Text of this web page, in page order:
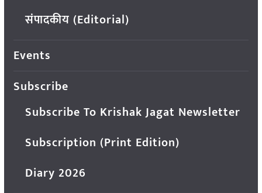
संपादकीय (Editorial)
Events
Subscribe
Subscribe To Krishak Jagat Newsletter
Subscription (Print Edition)
Diary 2026